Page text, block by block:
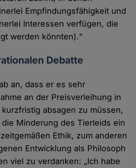
Empfindungsfähigkeit und
Interessen verfügen, die
werden könnten).“
Debatte
an, dass er es sehr
an der Preisverleihung in
absagen zu müssen,
Minderung des Tierleids ein
Ethik, zum anderen
Entwicklung als Philosoph
viel zu verdanken: „Ich habe